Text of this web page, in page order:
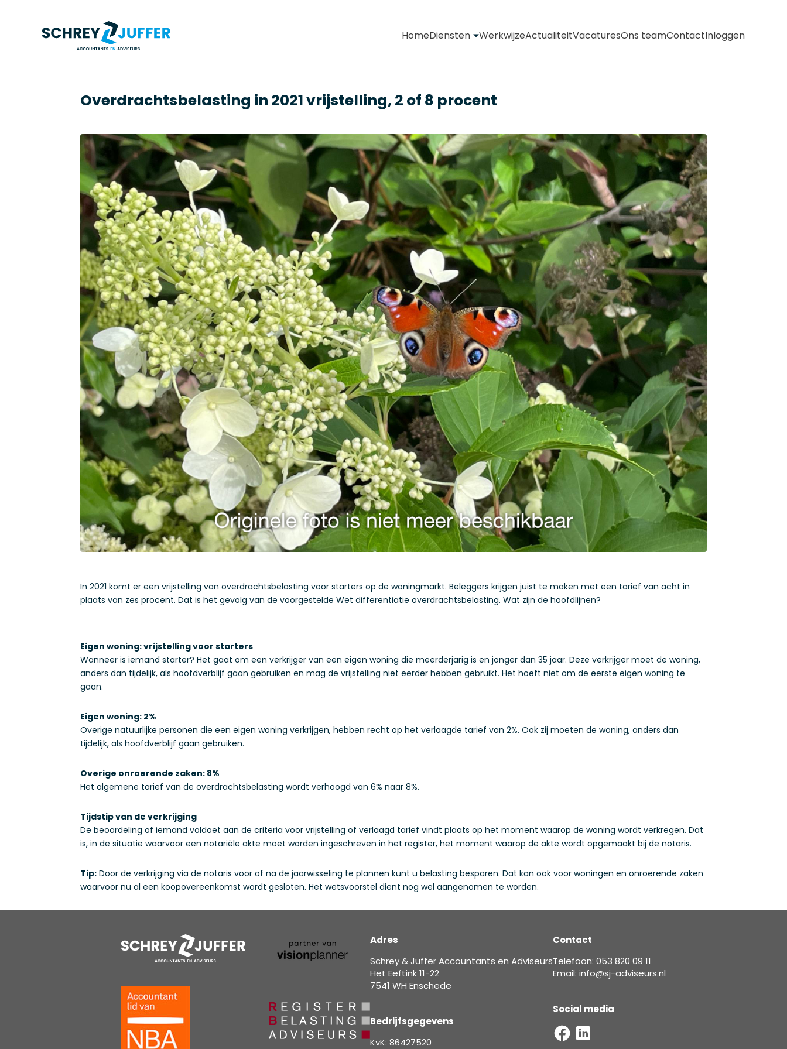
HomeDiensten WerkwijzeActualiteitVacaturesOns teamContactInloggen
Overdrachtsbelasting in 2021 vrijstelling, 2 of 8 procent
In 2021 komt er een vrijstelling van overdrachtsbelasting voor starters op de woningmarkt. Beleggers krijgen juist te maken met een tarief van acht in
plaats van zes procent. Dat is het gevolg van de voorgestelde Wet differentiatie overdrachtsbelasting. Wat zijn de hoofdlijnen?
Eigen woning: vrijstelling voor starters
Wanneer is iemand starter? Het gaat om een verkrijger van een eigen woning die meerderjarig is en jonger dan 35 jaar. Deze verkrijger moet de woning,
anders dan tijdelijk, als hoofdverblijf gaan gebruiken en mag de vrijstelling niet eerder hebben gebruikt. Het hoeft niet om de eerste eigen woning te
gaan.
Eigen woning: 2%
Overige natuurlijke personen die een eigen woning verkrijgen, hebben recht op het verlaagde tarief van 2%. Ook zij moeten de woning, anders dan
tijdelijk, als hoofdverblijf gaan gebruiken.
Overige onroerende zaken: 8%
Het algemene tarief van de overdrachtsbelasting wordt verhoogd van 6% naar 8%.
Tijdstip van de verkrijging
De beoordeling of iemand voldoet aan de criteria voor vrijstelling of verlaagd tarief vindt plaats op het moment waarop de woning wordt verkregen. Dat
is, in de situatie waarvoor een notariële akte moet worden ingeschreven in het register, het moment waarop de akte wordt opgemaakt bij de notaris.
Tip: Door de verkrijging via de notaris voor of na de jaarwisseling te plannen kunt u belasting besparen. Dat kan ook voor woningen en onroerende zaken
waarvoor nu al een koopovereenkomst wordt gesloten. Het wetsvoorstel dient nog wel aangenomen te worden.
Adres
Schrey & Juffer Accountants en Adviseurs
Het Eeftink 11-22
7541 WH Enschede
Bedrijfsgegevens
KvK: 86427520
Contact
Telefoon: 053 820 09 11
Email: info@sj-adviseurs.nl
Social media